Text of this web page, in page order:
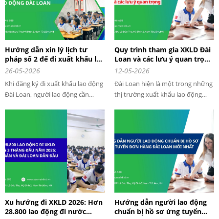
Hướng dẫn xin lý lịch tư
pháp số 2 để đi xuất khẩu lao
động Đài Loan 2026
26-05-2026
Khi đăng ký đi xuất khẩu lao động
Đài Loan, người lao động cần
trọng như hộ chiếu, giấy khám
sức khỏe và đặc biệt là lý lịch tư
pháp số 2. Đây là giấy tờ gần như
bắt buộc trong hồ sơ xin visa khi
đi xuất khẩu lao động Đài Loan.
Quy trình tham gia XKLD Đài
Loan và các lưu ý quan trọng
khi đi XKLD Đài Loan
12-05-2026
Đài Loan hiện là một trong những
thị trường xuất khẩu lao động
chọn nhờ mức lương ổn định, chi
phí hợp lý và nhiều đơn hàng đa
dạng. Đặc biệt, quy trình tham gia
XKLD Đài Loan hiện nay khá đơn
giản, thời gian xuất cảnh nhanh
nếu hồ sơ đầy đủ và phù hợp.
Xu hướng đi XKLD 2026: Hơn
28.800 lao động đi nước
Hướng dẫn người lao động
chuẩn bị hồ sơ ứng tuyển